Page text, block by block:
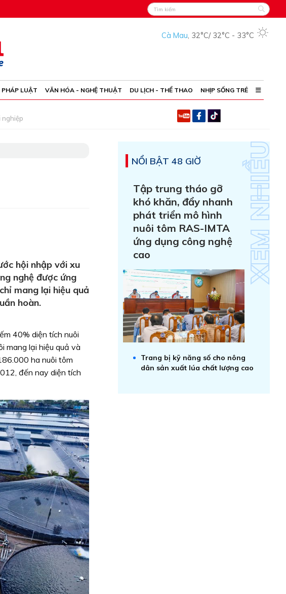
Cà Mau, 32°C/ 32°C - 33°C
PHÁP LUẬT VĂN HÓA - NGHỆ THUẬT DU LỊCH - THỂ THAO NHỊP SỐNG TRẺ
nghiệp
hội nhập với xu
nghệ được ứng
mang lại hiệu quả
hoàn.
40% diện tích nuôi
mang lại hiệu quả và
ha nuôi tôm
đến nay diện tích
NỔI BẬT 48 GIỜ
Tập trung tháo gỡ
khó khăn, đẩy nhanh
phát triển mô hình
nuôi tôm RAS-IMTA
ứng dụng công nghệ
cao
Trang bị kỹ năng số cho nông
dân sản xuất lúa chất lượng cao